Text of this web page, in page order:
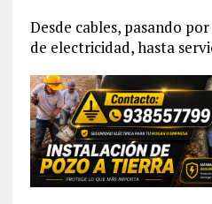
Desde cables, pasando
de electricidad, hasta